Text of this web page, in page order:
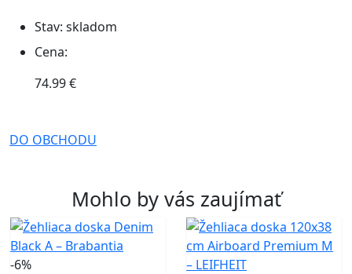
Stav: skladom
Cena:
74.99 €
DO OBCHODU
Mohlo by vás zaujímať
-6%